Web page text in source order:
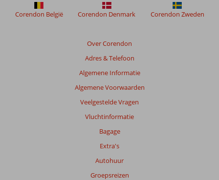
Over Corendon
Adres & Telefoon
Algemene Informatie
Algemene Voorwaarden
Veelgestelde Vragen
Vluchtinformatie
Bagage
Extra's
Autohuur
Groepsreizen
Corendon België Corendon Denmark Corendon Zweden